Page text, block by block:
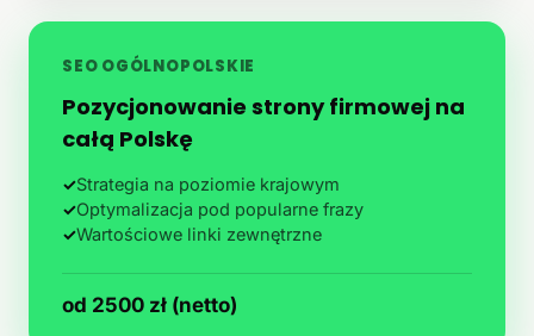
SEO OGÓLNOPOLSKIE
Pozycjonowanie strony firmowej na
całą Polskę
✓Strategia na poziomie krajowym
✓Optymalizacja pod popularne frazy
✓Wartościowe linki zewnętrzne
od 2500 zł (netto)